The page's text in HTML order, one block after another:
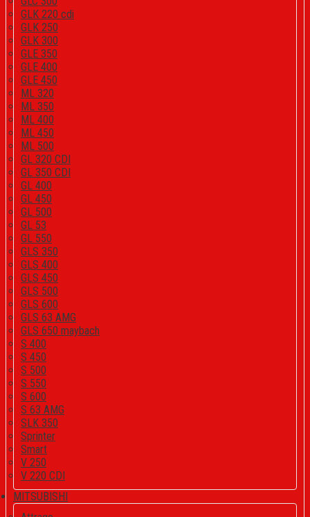
GLK 220 cdi
GLK 250
GLK 300
GLE 350
GLE 400
GLE 450
ML 320
ML 350
ML 400
ML 450
ML 500
GL 320 CDI
GL 350 CDI
GL 400
GL 450
GL 500
GL 53
GL 550
GLS 350
GLS 400
GLS 450
GLS 500
GLS 600
GLS 63 AMG
GLS 650 maybach
S 400
S 450
S 500
S 550
S 600
S 63 AMG
SLK 350
Sprinter
Smart
V 250
V 220 CDI
MITSUBISHI